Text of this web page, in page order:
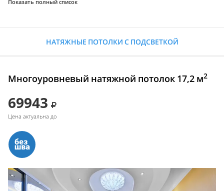
Показать полный список
НАТЯЖНЫЕ ПОТОЛКИ С ПОДСВЕТКОЙ
Многоуровневый натяжной потолок 17,2 м2
69943
Цена актуальна до